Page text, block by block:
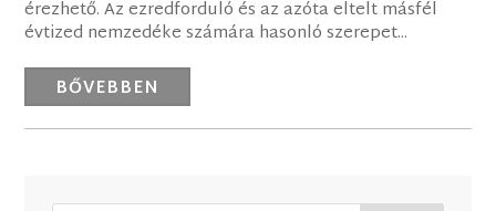
érezhető. Az ezredforduló és az azóta eltelt másfél
évtized nemzedéke számára hasonló szerepet...
BŐVEBBEN